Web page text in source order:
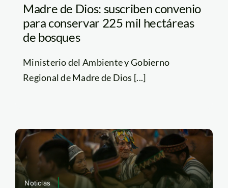
Madre de Dios: suscriben convenio
para conservar 225 mil hectáreas
de bosques
Ministerio del Ambiente y Gobierno
Regional de Madre de Dios [...]
Noticias